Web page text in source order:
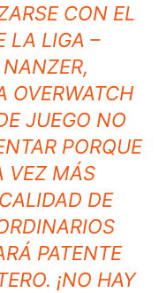
CON EL
LA LIGA –
OVERWATCH
JUEGO NO
PORQUE
VEZ MÁS
DE
PATENTE
¡NO HAY